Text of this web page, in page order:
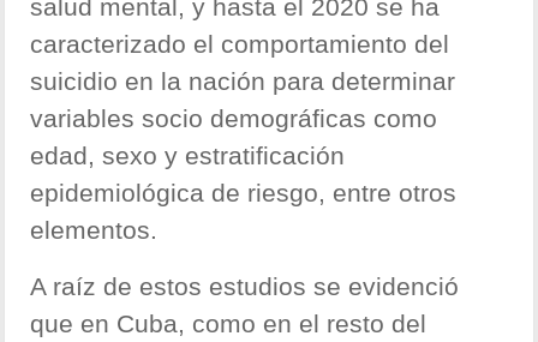
salud mental, y hasta el 2020 se ha
caracterizado el comportamiento del
suicidio en la nación para determinar
variables socio demográficas como
edad, sexo y estratificación
epidemiológica de riesgo, entre otros
elementos.
A raíz de estos estudios se evidenció
que en Cuba, como en el resto del